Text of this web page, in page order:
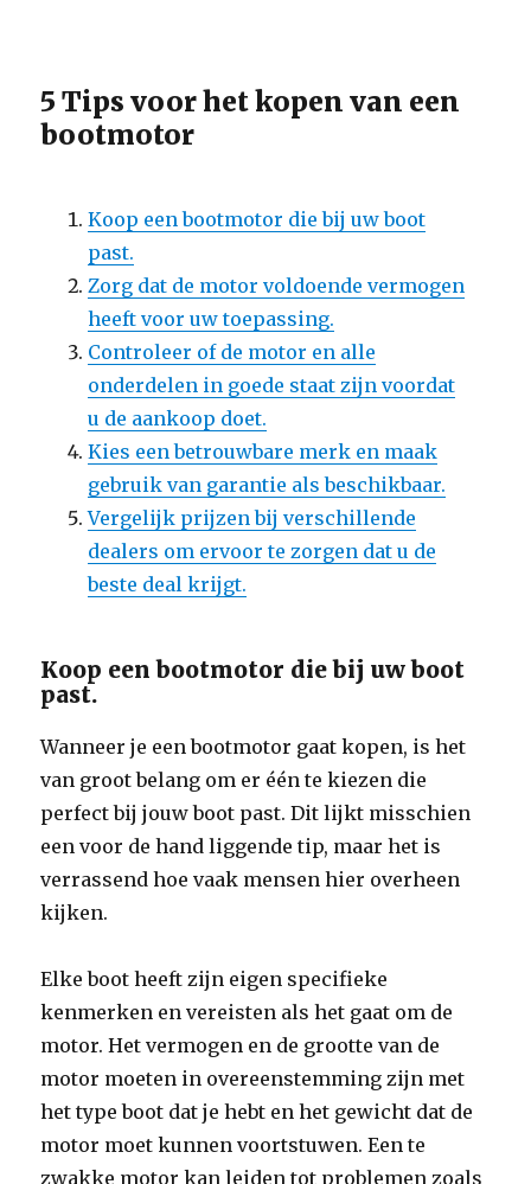
5 Tips voor het kopen van een
bootmotor
Koop een bootmotor die bij uw boot
past.
Zorg dat de motor voldoende vermogen
heeft voor uw toepassing.
Controleer of de motor en alle
onderdelen in goede staat zijn voordat
u de aankoop doet.
Kies een betrouwbare merk en maak
gebruik van garantie als beschikbaar.
Vergelijk prijzen bij verschillende
dealers om ervoor te zorgen dat u de
beste deal krijgt.
Koop een bootmotor die bij uw boot
past.
Wanneer je een bootmotor gaat kopen, is het
van groot belang om er één te kiezen die
perfect bij jouw boot past. Dit lijkt misschien
een voor de hand liggende tip, maar het is
verrassend hoe vaak mensen hier overheen
kijken.
Elke boot heeft zijn eigen specifieke
kenmerken en vereisten als het gaat om de
motor. Het vermogen en de grootte van de
motor moeten in overeenstemming zijn met
het type boot dat je hebt en het gewicht dat de
motor moet kunnen voortstuwen. Een te
zwakke motor kan leiden tot problemen zoals